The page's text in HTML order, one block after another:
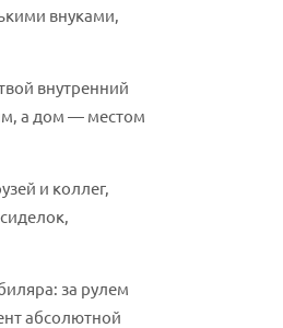
внуками,
внутренний
а дом — местом
и коллег,
за рулем
абсолютной